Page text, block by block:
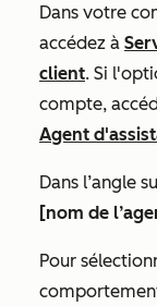
Dans votre
accédez à
client. Si
compte,
Agent
Dans l’angle
[nom de
Pour